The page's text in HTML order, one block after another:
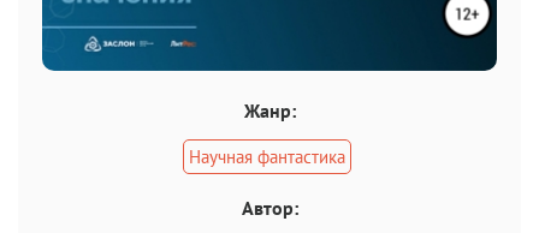
Жанр:
Научная фантастика
Автор: